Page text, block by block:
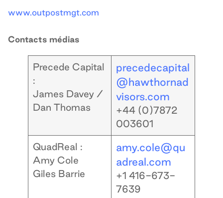
www.outpostmgt.com
Contacts médias
Precede Capital
:
James Davey /
Dan Thomas
precedecapital
@hawthornad
visors.com
+44 (0)7872
003601
QuadReal :
Amy Cole
Giles Barrie
amy.cole@qu
adreal.com
+1 416-673-
7639